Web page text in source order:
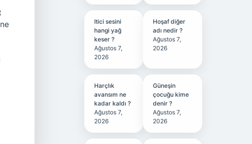
Itici sesini
hangi yağ
keser ?
Ağustos 7,
2026
Hoşaf diğer
adı nedir ?
Ağustos 7,
2026
Harçlık
avansım ne
kadar kaldı ?
Ağustos 7,
2026
Güneşin
çocuğu kime
denir ?
Ağustos 7,
2026